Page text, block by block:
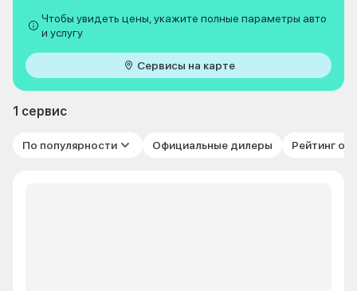
Чтобы увидеть цены, укажите полные параметры авто
и услугу
Сервисы на карте
1 сервис
По популярности Официальные дилеры Рейтинг